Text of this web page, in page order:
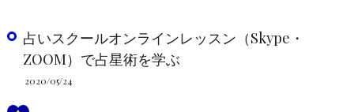
占いスクールオンラインレッスン（Skype・
ZOOM）で占星術を学ぶ
2020/05/24